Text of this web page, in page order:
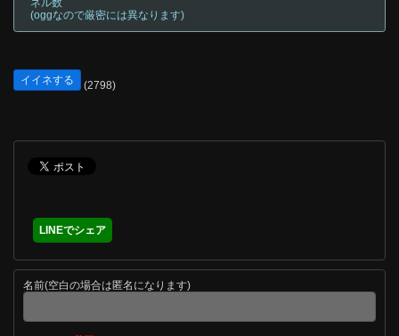
ネル数
(oggなので厳密には異なります)
イイネする (2798)
LINEでシェア
名前(空白の場合は匿名になります)